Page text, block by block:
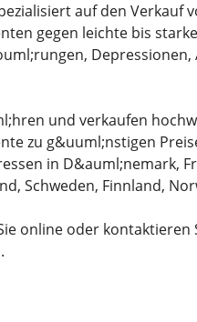
auf den Verkauf
gegen leichte bis
Depressionen,
und verkaufen
zu g&uuml;nstigen
in D&auml;nemark,
Schweden, Finnland,
online oder kontaktieren